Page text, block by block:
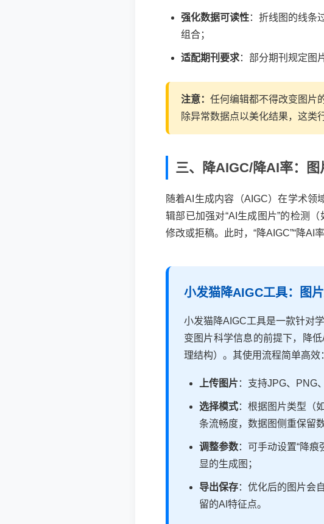
强化数据可读性：折线图的线条
组合；
适配期刊要求：部分期刊规定图
注意： 任何编辑都不得改变图片
除异常数据点以美化结果，这类
三、降AIGC/降AI率：
随着AI生成内容（AIGC）在学术领
辑部已加强对“AI生成图片”的检测
修改或拒稿。此时，“降AIGC”“降AI
小发猫降AIGC工具：图
小发猫降AIGC工具是一款针对
变图片科学信息的前提下，降
理结构）。其使用流程简单高效
上传图片 ：支持JPG、PNG
选择模式：根据图片类型（
条流畅度，数据图侧重保留
调整参数：可手动设置“降
显的生成图；
导出保存：优化后的图片会
留的AI特征点。